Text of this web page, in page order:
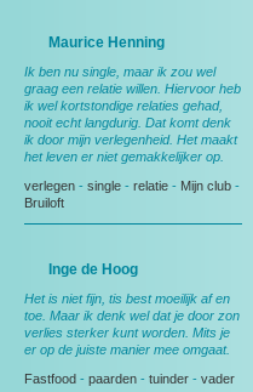
Maurice Henning
Ik ben nu single, maar ik zou wel
graag een relatie willen. Hiervoor heb
ik wel kortstondige relaties gehad,
nooit echt langdurig. Dat komt denk
ik door mijn verlegenheid. Het maakt
het leven er niet gemakkelijker op.
verlegen - single - relatie - Mijn club -
Bruiloft
Inge de Hoog
Het is niet fijn, tis best moeilijk af en
toe. Maar ik denk wel dat je door zon
verlies sterker kunt worden. Mits je
er op de juiste manier mee omgaat.
Fastfood - paarden - tuinder - vader